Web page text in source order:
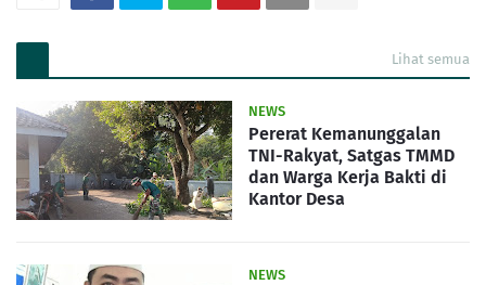
Lihat semua
NEWS
Pererat Kemanunggalan
TNI-Rakyat, Satgas TMMD
dan Warga Kerja Bakti di
Kantor Desa
NEWS